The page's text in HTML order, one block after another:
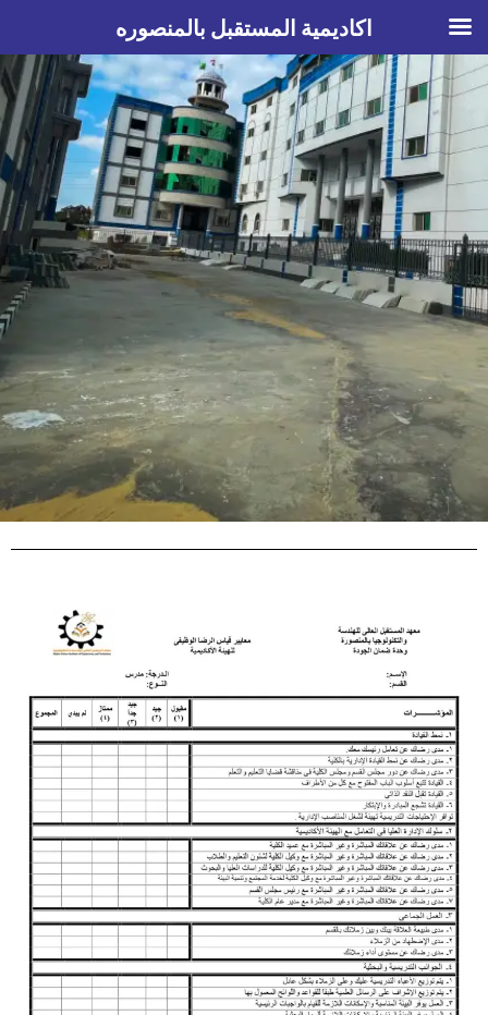
اكاديمية المستقبل بالمنصوره